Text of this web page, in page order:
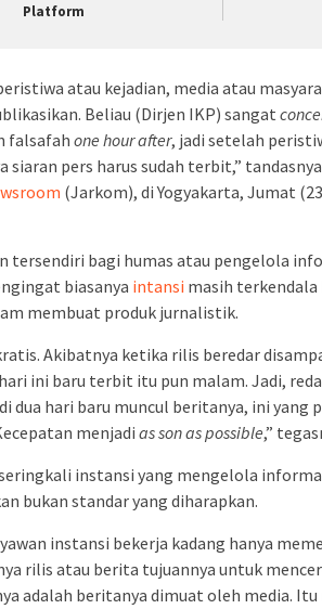
Platform
atau kejadian, media atau
Beliau (Dirjen IKP) sangat
falsafah one hour after, jadi setelah
pers harus sudah terbit,”
(Jarkom), di Yogyakarta, Jumat
tersendiri bagi humas atau pengelola
biasanya intansi masih
membuat produk jurnalistik.
Akibatnya ketika rilis beredar
ini baru terbit itu pun malam. Jadi,
dua hari baru muncul beritanya, ini yang
menjadi as son as possible,”
instansi yang mengelola
bukan standar yang diharapkan.
instansi bekerja kadang hanya
rilis atau berita tujuannya untuk
adalah beritanya dimuat oleh media. Itu